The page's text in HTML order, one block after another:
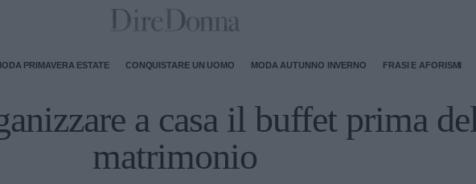
PRIMAVERA ESTATE CONQUISTARE UN UOMO MODA AUTUNNO INVERNO FRASI E AFORISMI
a casa il buffet prima del
matrimonio